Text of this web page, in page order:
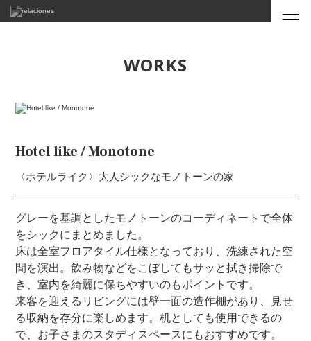
WORKS
Hotel like / Monotone
〈ホテルライク〉大人シックなモノトーンの家
グレーを基調としたモノトーンのコーディネートで全体
をシックにまとめました。
床は全室フロアタイル仕様となっており、洗練された空
間を演出。飲み物などをこぼしてもサッと拭き掃除で
き、室内を綺麗に保ちやすいのもポイントです。
来客を迎えるリビングには壁一面の造作棚があり、見せ
る収納を存分に楽しめます。机としても使用できるの
で、お子さまのスタディスペースにもおすすめです。